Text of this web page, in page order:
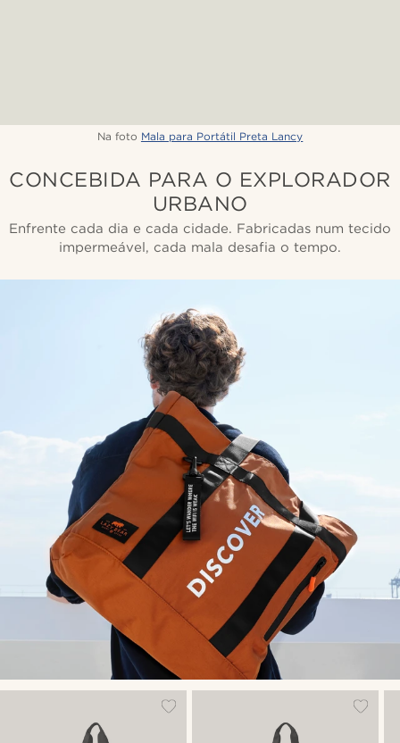
Na foto Mala para Portátil Preta Lancy
CONCEBIDA PARA O EXPLORADOR
URBANO
Enfrente cada dia e cada cidade. Fabricadas num tecido
impermeável, cada mala desafia o tempo.